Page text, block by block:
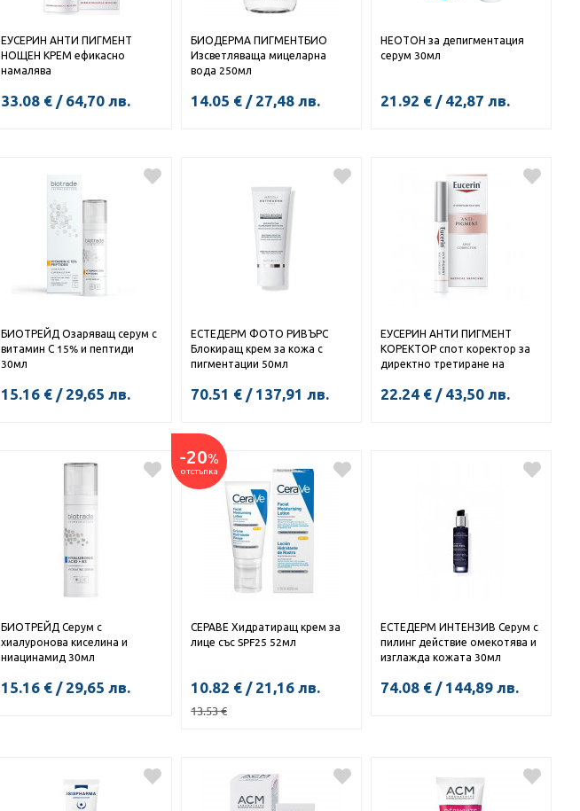
ЕУСЕРИН АНТИ ПИГМЕНТ
НОЩЕН КРЕМ ефикасно
намалява
50мл
33.08 € / 64,70 лв.
БИОДЕРМА ПИГМЕНТБИО
Изсветляваща мицеларна
вода 250мл
14.05 € / 27,48 лв.
НЕОТОН за депигментация
серум 30мл
21.92 € / 42,87 лв.
КУПИ
БИОТРЕЙД Озаряващ серум с
витамин С 15% и пептиди
30мл
15.16 € / 29,65 лв.
КУПИ
ЕСТЕДЕРМ ФОТО РИВЪРС
Блокиращ крем за кожа с
пигментации 50мл
70.51 € / 137,91 лв.
ЕУСЕРИН АНТИ ПИГМЕНТ
КОРЕКТОР спот коректор за
директно третиране на
22.24 € / 43,50 лв.
БИОТРЕЙД Серум с
хиалуронова киселина и
ниацинамид 30мл
15.16 € / 29,65 лв.
-20%
отстъпка
СЕРАВЕ Хидратиращ крем за
лице със SPF25 52мл
10.82 € / 21,16 лв.
13.53€
ЕСТЕДЕРМ ИНТЕНЗИВ Серум с
пилинг действие омекотява и
изглажда кожата 30мл
74.08 € / 144,89 лв.